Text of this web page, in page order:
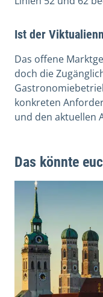
Ist der
Das offene
doch die
konkreten
und den aktuellen
Das könnte